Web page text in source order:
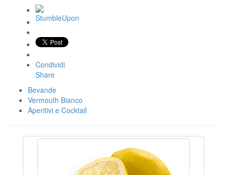
Condividi
Share
Bevande
Vermouth Bianco
Aperitivi e Cocktail